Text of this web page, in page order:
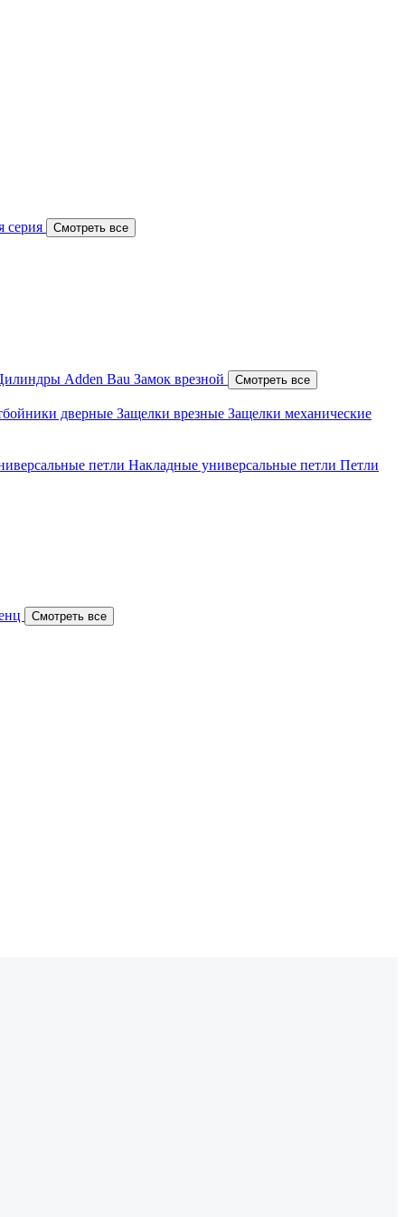
серия Смотреть все
Adden Bau Замок врезной Смотреть все
дверные Защелки врезные Защелки механические
петли Накладные универсальные петли Петли
Смотреть все